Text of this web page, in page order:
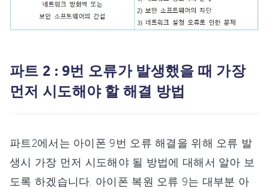
파트 2 : 9번 오류가 발생했을 때 가장
먼저 시도해야 할 해결 방법
파트2에서는 아이폰 9번 오류 해결을 위해 오류 발
생시 가장 먼저 시도해야 될 방법에 대해서 알아 보
도록 하겠습니다. 아이폰 복원 오류 9는 대부분 아